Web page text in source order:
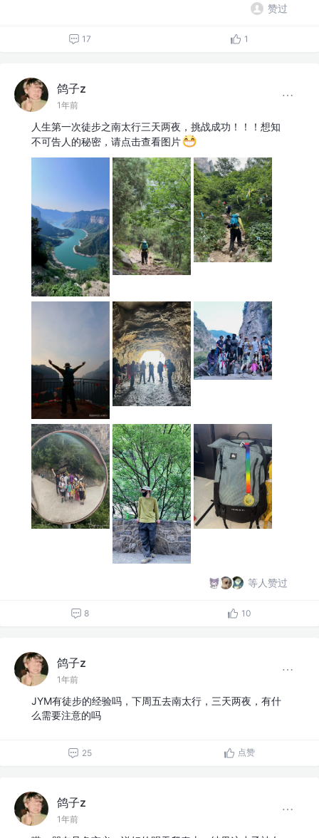
赞过
17 1
鸽子z
1年前
人生第一次徒步之南太行三天两夜，挑战成功！！！想知
不可告人的秘密，请点击查看图片
等人赞过
8 10
鸽子z
1年前
JYM有徒步的经验吗，下周五去南太行，三天两夜，有什
么需要注意的吗
25 点赞
鸽子z
1年前